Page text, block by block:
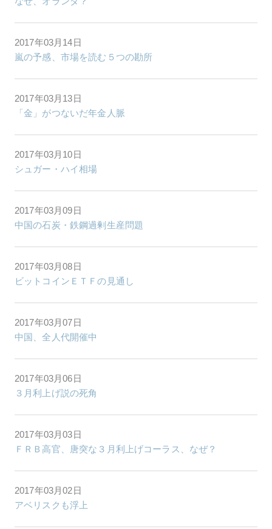
2017年03月14日
嵐の予感、市場を読む５つの勘所
2017年03月13日
「金」がつないだ年金人脈
2017年03月10日
シュガー・ハイ相場
2017年03月09日
中国の石炭・鉄鋼過剰生産問題
2017年03月08日
ビットコインＥＴＦの見通し
2017年03月07日
中国、全人代開催中
2017年03月06日
３月利上げ説の死角
2017年03月03日
ＦＲＢ高官、唐突な３月利上げコーラス、なぜ？
2017年03月02日
アベリスクも浮上